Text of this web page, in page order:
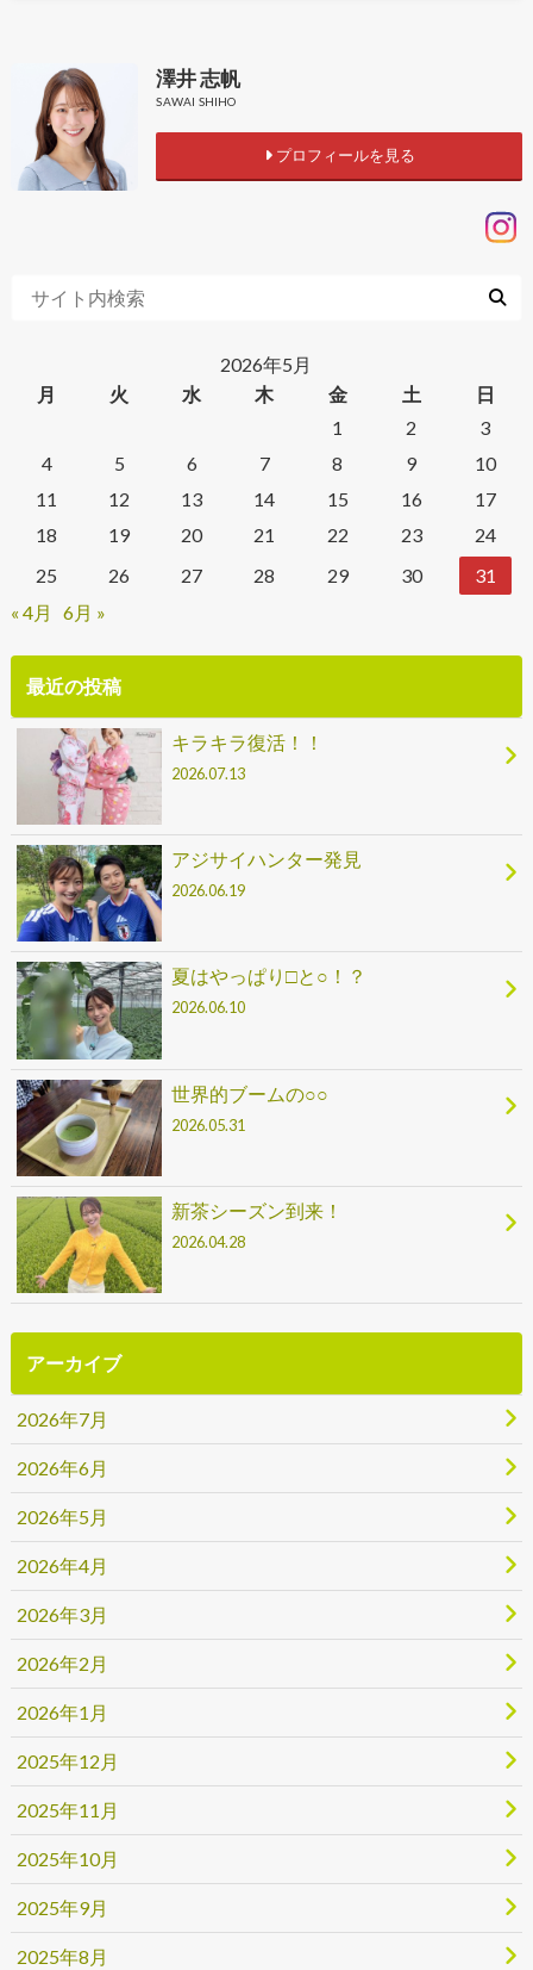
澤井 志帆
SAWAI SHIHO
プロフィールを見る
2026年5月
月
火 水 木 金 土
日
1
2
3
4
5 6 7 8 9
10
11
12 13 14 15 16
17
18
19 20 21 22 23
24
25
26 27 28 29 30
31
« 4月
6月 »
最近の投稿
キラキラ復活！！
2026.07.13
アジサイハンター発見
2026.06.19
夏はやっぱり□と○！？
2026.06.10
世界的ブームの○○
2026.05.31
新茶シーズン到来！
2026.04.28
アーカイブ
2026年7月
2026年6月
2026年5月
2026年4月
2026年3月
2026年2月
2026年1月
2025年12月
2025年11月
2025年10月
2025年9月
2025年8月